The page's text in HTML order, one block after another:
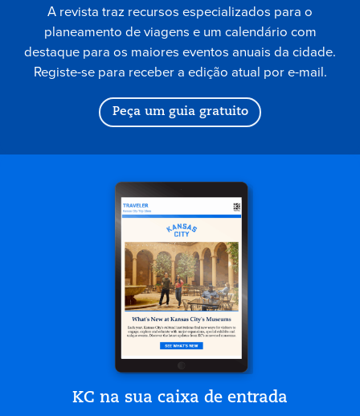
A revista traz recursos especializados para o
planeamento de viagens e um calendário com
destaque para os maiores eventos anuais da cidade.
Registe-se para receber a edição atual por e-mail.
Peça um guia gratuito
KC na sua caixa de entrada